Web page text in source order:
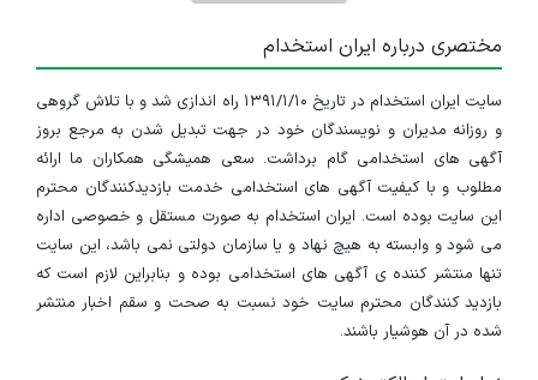
مختصری درباره ایران استخدام
سایت ایران استخدام در تاریخ ۱۳۹۱/۱/۱۰ راه اندازی شد و با تلاش گروهی
و روزانه مدیران و نویسندگان خود در جهت تبدیل شدن به مرجع بروز
آگهی های استخدامی گام برداشت. سعی همیشگی همکاران ما ارائه
مطلوب و با کیفیت آگهی های استخدامی خدمت بازدیدکنندگان محترم
این سایت بوده است. ایران استخدام به صورت مستقل و خصوصی اداره
می شود و وابسته به هیچ نهاد و یا سازمان دولتی نمی باشد، این سایت
تنها منتشر کننده ی آگهی های استخدامی بوده و بنابراین لازم است که
بازدید کنندگان محترم سایت خود نسبت به صحت و سقم اخبار منتشر
شده در آن هوشیار باشند.